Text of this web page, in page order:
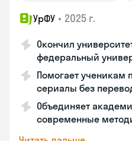
УрФУ • 2025 г.
Окончил
федеральный
Помогает ученикам
сериалы без
Объединяет
современные